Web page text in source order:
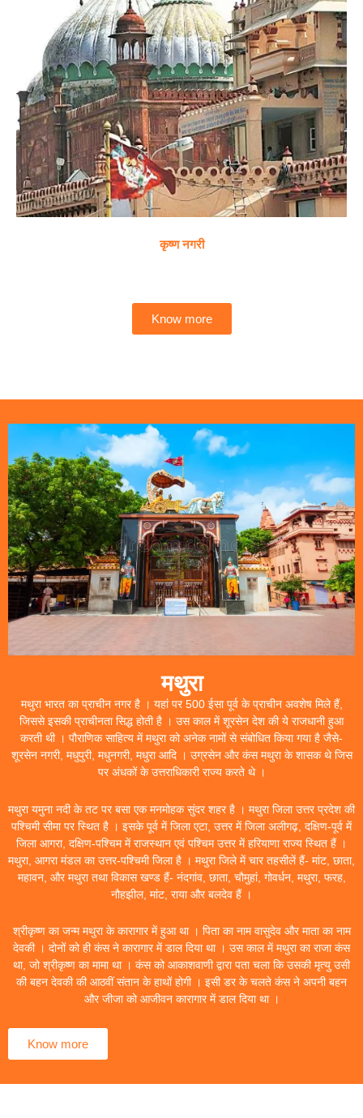
कृष्ण नगरी
Know more
मथुरा
मथुरा भारत का प्राचीन नगर है । यहां पर 500 ईसा पूर्व के प्राचीन अवशेष मिले हैं,
जिससे इसकी प्राचीनता सिद्ध होती है । उस काल में शूरसेन देश की ये राजधानी हुआ
करती थी । पौराणिक साहित्य में मथुरा को अनेक नामों से संबोधित किया गया है जैसे-
शूरसेन नगरी, मधुपुरी, मधुनगरी, मधुरा आदि । उग्रसेन और कंस मथुरा के शासक थे जिस
पर अंधकों के उत्तराधिकारी राज्य करते थे ।
मथुरा यमुना नदी के तट पर बसा एक मनमोहक सुंदर शहर है । मथुरा जिला उत्तर प्रदेश की
पश्चिमी सीमा पर स्थित है । इसके पूर्व में जिला एटा, उत्तर में जिला अलीगढ़, दक्षिण-पूर्व में
जिला आगरा, दक्षिण-पश्चिम में राजस्थान एवं पश्चिम उत्तर में हरियाणा राज्य स्थित हैं ।
मथुरा, आगरा मंडल का उत्तर-पश्चिमी जिला है । मथुरा जिले में चार तहसीलें हैं- मांट, छाता,
महावन, और मथुरा तथा विकास खण्ड हैं- नंदगांव, छाता, चौमुहां, गोवर्धन, मथुरा, फरह,
नौहझील, मांट, राया और बलदेव हैं ।
श्रीकृष्ण का जन्म मथुरा के कारागार में हुआ था । पिता का नाम वासुदेव और माता का नाम
देवकी । दोनों को ही कंस ने कारागार में डाल दिया था । उस काल में मथुरा का राजा कंस
था, जो श्रीकृष्ण का मामा था । कंस को आकाशवाणी द्वारा पता चला कि उसकी मृत्यु उसी
की बहन देवकी की आठवीं संतान के हाथों होगी । इसी डर के चलते कंस ने अपनी बहन
और जीजा को आजीवन कारागार में डाल दिया था ।
Know more